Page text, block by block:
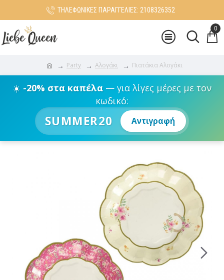
ΤΗΛΕΦΩΝΙΚΕΣ ΠΑΡΑΓΓΕΛΙΕΣ: 2108326352
0
Party Αλογάκι Πιατάκια Αλογάκι
☀️ -20% στα καπέλα— για λίγες μέρες με τον
κωδικό:
SUMMER20 Αντιγραφή